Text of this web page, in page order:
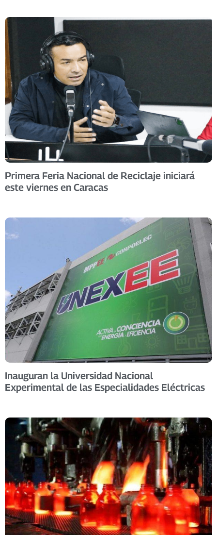
Primera Feria Nacional de Reciclaje iniciará
este viernes en Caracas
Inauguran la Universidad Nacional
Experimental de las Especialidades Eléctricas